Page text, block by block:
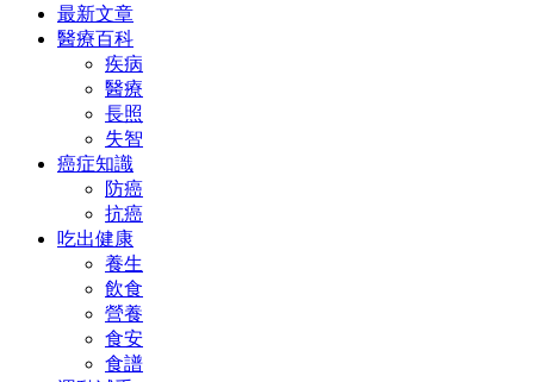
最新文章
醫療百科
疾病
醫療
長照
失智
癌症知識
防癌
抗癌
吃出健康
養生
飲食
營養
食安
食譜